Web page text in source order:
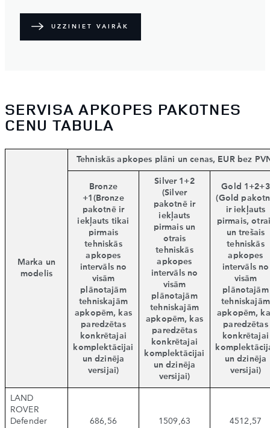
UZZINIET VAIRĀK
SERVISA APKOPES PAKOTNES
CENU TABULA
Marka un
modelis
Tehniskās apkopes plāni un cenas, EUR bez
Bronze
+1(Bronze
pakotnē ir
iekļauts tikai
pirmais
tehniskās
apkopes
intervāls no
visām
plānotajām
tehniskajām
apkopēm, kas
paredzētas
konkrētajai
komplektācijai
un dzinēja
versijai)
Silver 1+2
(Silver
pakotnē ir
iekļauts
pirmais un
otrais
tehniskās
apkopes
intervāls no
visām
plānotajām
tehniskajām
apkopēm, kas
paredzētas
konkrētajai
komplektācijai
un dzinēja
versijai)
Gold 1+2+3
(Gold
ir iekļauts
pirmais,
un trešais
tehniskās
apkopes
intervāls no
visām
plānotajām
tehniskajām
apkopēm,
paredzētas
konkrētajai
un dzinēja
versijai)
LAND
ROVER
Defender
686,56 1509,63 4512,57